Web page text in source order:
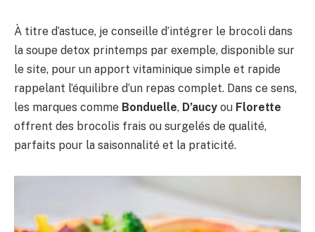
À titre d’astuce, je conseille d’intégrer le brocoli dans
la soupe detox printemps par exemple, disponible sur
le site, pour un apport vitaminique simple et rapide
rappelant l’équilibre d’un repas complet. Dans ce sens,
les marques comme Bonduelle, D’aucy ou Florette
offrent des brocolis frais ou surgelés de qualité,
parfaits pour la saisonnalité et la praticité.